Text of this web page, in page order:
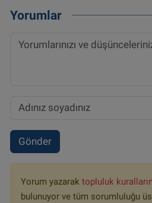
Yorumlar
Gönder
Yorum yazarak topluluk
bulunuyor ve tüm sorumluluğu